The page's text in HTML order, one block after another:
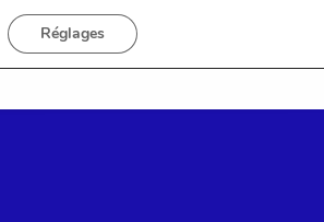
Inscription
Réglages